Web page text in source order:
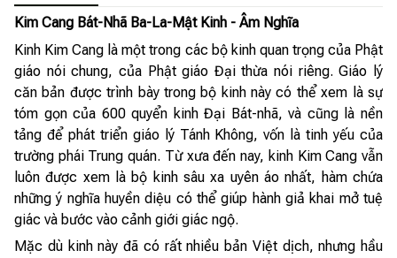
Kim Cang Bát-Nhã Ba-La-Mật Kinh - Âm Nghĩa
Kinh Kim Cang là một trong các bộ kinh quan trọng của Phật
giáo nói chung, của Phật giáo Đại thừa nói riêng. Giáo lý
căn bản được trình bày trong bộ kinh này có thể xem là sự
tóm gọn của 600 quyển kinh Đại Bát-nhã, và cũng là nền
tảng để phát triển giáo lý Tánh Không, vốn là tinh yếu của
trường phái Trung quán. Từ xưa đến nay, kinh Kim Cang vẫn
luôn được xem là bộ kinh sâu xa uyên áo nhất, hàm chứa
những ý nghĩa huyền diệu có thể giúp hành giả khai mở tuệ
giác và bước vào cảnh giới giác ngộ.
Mặc dù kinh này đã có rất nhiều bản Việt dịch, nhưng hầu